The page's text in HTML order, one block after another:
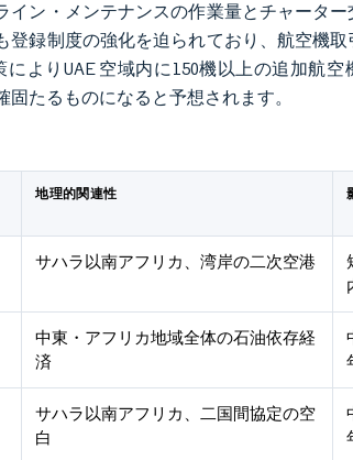
ン・メンテナンスの作業量とチャーター
録制度の強化を迫られており、航空機取
よりUAE 空域内に150機以上の追加航空
たるものになると予想されます。
地理的関連性
サハラ以南アフリカ、湾岸の二次空港
中東・アフリカ地域全体の石油依存経
済
サハラ以南アフリカ、二国間協定の空
白